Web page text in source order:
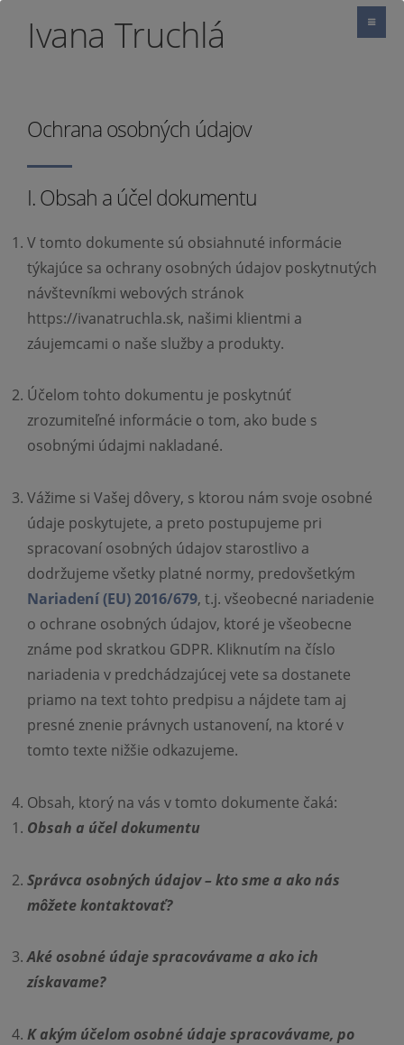
Ivana Truchlá
Ochrana osobných údajov
I. Obsah a účel dokumentu
V tomto dokumente sú obsiahnuté informácie
týkajúce sa ochrany osobných údajov poskytnutých
návštevníkmi webových stránok
https://ivanatruchla.sk, našimi klientmi a
záujemcami o naše služby a produkty.
Účelom tohto dokumentu je poskytnúť
zrozumiteľné informácie o tom, ako bude s
osobnými údajmi nakladané.
Vážime si Vašej dôvery, s ktorou nám svoje osobné
údaje poskytujete, a preto postupujeme pri
spracovaní osobných údajov starostlivo a
dodržujeme všetky platné normy, predovšetkým
Nariadení (EU) 2016/679, t.j. všeobecné nariadenie
o ochrane osobných údajov, ktoré je všeobecne
známe pod skratkou GDPR. Kliknutím na číslo
nariadenia v predchádzajúcej vete sa dostanete
priamo na text tohto predpisu a nájdete tam aj
presné znenie právnych ustanovení, na ktoré v
tomto texte nižšie odkazujeme.
Obsah, ktorý na vás v tomto dokumente čaká:
Obsah a účel dokumentu
Správca osobných údajov – kto sme a ako nás
môžete kontaktovať?
Aké osobné údaje spracovávame a ako ich
získavame?
K akým účelom osobné údaje spracovávame, po